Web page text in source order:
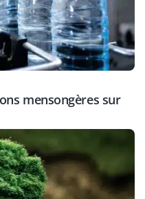
mensongères sur